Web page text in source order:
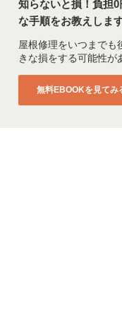
知らないと損！負担
な手順をお教えします
屋根修理をいつまでも
きな損をする可能性が
無料EBOOKを見てみ